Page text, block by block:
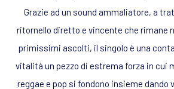
Grazie ad un sound ammaliatore, a
ritornello diretto e vincente che rimane
primissimi ascolti, il singolo è una
vitalità un pezzo di estrema forza in cui
reggae e pop si fondono insieme dando